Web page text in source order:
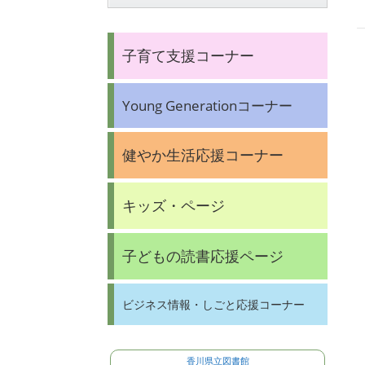
子育て支援コーナー
Young Generationコーナー
健やか生活応援コーナー
キッズ・ページ
子どもの読書応援ページ
ビジネス情報・しごと応援コーナー
香川県立図書館